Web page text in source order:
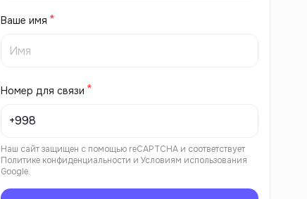
Ваше имя
Номер для связи
Наш сайт защищен с помощью reCAPTCHA и соответствует
Политике конфиденциальности и Условиям использования
Google.